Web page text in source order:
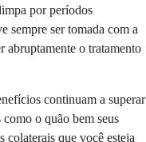
por períodos
sempre ser tomada com a
abruptamente o tratamento
continuam a superar
o quão bem seus
colaterais que você esteja